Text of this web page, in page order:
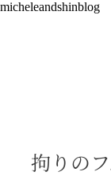
micheleandshinblog
拘りの